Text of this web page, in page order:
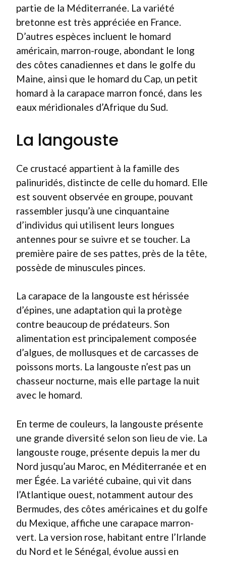
partie de la Méditerranée. La variété
bretonne est très appréciée en France.
D’autres espèces incluent le homard
américain, marron-rouge, abondant le long
des côtes canadiennes et dans le golfe du
Maine, ainsi que le homard du Cap, un petit
homard à la carapace marron foncé, dans les
eaux méridionales d’Afrique du Sud.
La langouste
Ce crustacé appartient à la famille des
palinuridés, distincte de celle du homard. Elle
est souvent observée en groupe, pouvant
rassembler jusqu’à une cinquantaine
d’individus qui utilisent leurs longues
antennes pour se suivre et se toucher. La
première paire de ses pattes, près de la tête,
possède de minuscules pinces.
La carapace de la langouste est hérissée
d’épines, une adaptation qui la protège
contre beaucoup de prédateurs. Son
alimentation est principalement composée
d’algues, de mollusques et de carcasses de
poissons morts. La langouste n’est pas un
chasseur nocturne, mais elle partage la nuit
avec le homard.
En terme de couleurs, la langouste présente
une grande diversité selon son lieu de vie. La
langouste rouge, présente depuis la mer du
Nord jusqu’au Maroc, en Méditerranée et en
mer Égée. La variété cubaine, qui vit dans
l’Atlantique ouest, notamment autour des
Bermudes, des côtes américaines et du golfe
du Mexique, affiche une carapace marron-
vert. La version rose, habitant entre l’Irlande
du Nord et le Sénégal, évolue aussi en